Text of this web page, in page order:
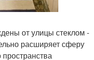
от улицы стеклом -
расширяет сферу